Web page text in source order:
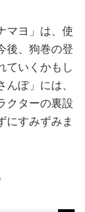
マヨ」は、使
後、狗巻の登
ていくかもし
ぽ」には、
クターの裏設
にすみずみま